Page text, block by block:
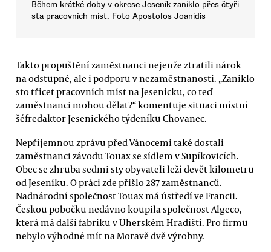
Během krátké doby v okrese Jeseník zaniklo přes čtyři
sta pracovních míst. Foto Apostolos Joanidis
Takto propuštění zaměstnanci nejenže ztratili nárok
na odstupné, ale i podporu v nezaměstnanosti. „Zaniklo
sto třicet pracovních míst na Jesenicku, co teď
zaměstnanci mohou dělat?“ komentuje situaci místní
šéfredaktor Jesenického týdeníku Chovanec.
Nepříjemnou zprávu před Vánocemi také dostali
zaměstnanci závodu Touax se sídlem v Supíkovicích.
Obec se zhruba sedmi sty obyvateli leží devět kilometru
od Jeseníku. O práci zde přišlo 287 zaměstnanců.
Nadnárodní společnost Touax má ústředí ve Francii.
Českou pobočku nedávno koupila společnost Algeco,
která má další fabriku v Uherském Hradiští. Pro firmu
nebylo výhodné mít na Moravě dvě výrobny.